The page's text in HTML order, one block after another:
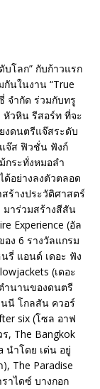
บโลก” กับก้าวแรก
นในงาน “True
จำกัด ร่วมกับทรู
วหิน รีสอร์ท ที่จะ
งดนตรีแจ๊สระดับ
จ๊ส ฟิวชั่น ฟังก์
ระทั่งหมอลำ
อย่างลงตัวตลอด
ร้างประวัติศาสตร์
าร่วมสร้างสีสัน
Experience (อัล
อง 6 รางวัลแกรม
รี่ แอนด์ เดอะ ฟัง
(เดอะ
ำนานของดนตรี
นนี โกลสัน ควอร์
six (โซล อาฟ
, The Bangkok
นำโดย เด่น อยู่
The Paradise
าไดซ์ บางกอก